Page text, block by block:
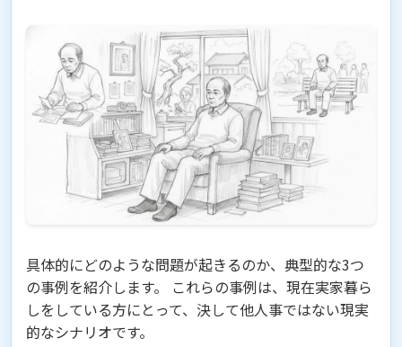
具体的にどのような問題が起きるのか、典型的な3つ
の事例を紹介します。 これらの事例は、現在実家暮ら
しをしている方にとって、決して他人事ではない現実
的なシナリオです。